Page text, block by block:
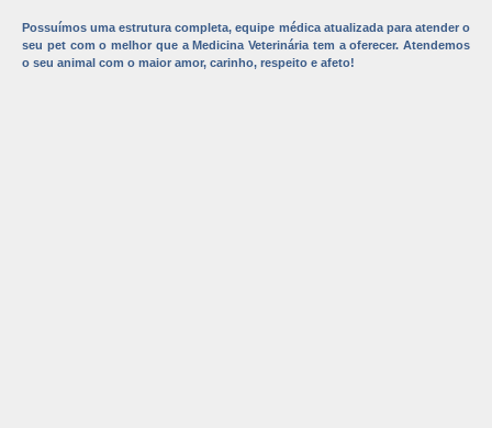
Possuímos uma estrutura completa, equipe médica atualizada para atender o
seu pet com o melhor que a Medicina Veterinária tem a oferecer. Atendemos
o seu animal com o maior amor, carinho, respeito e afeto!